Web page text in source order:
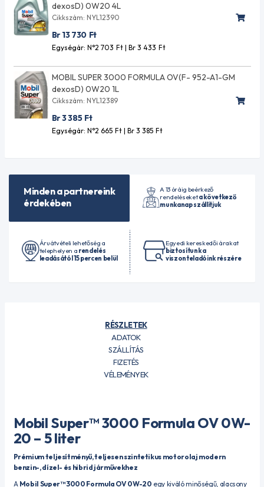
dexosD) 0W20 4L
Cikkszám: NYL12390
Br 13 730 Ft
Egységár: N°2 703 Ft| Br 3 433 Ft
MOBIL SUPER 3000 FORMULA OV(F- 952-A1-GM
dexosD) 0W20 1L
Cikkszám: NYL12389
Br 3 385 Ft
Egységár: N°2 665 Ft| Br 3 385 Ft
Minden a partnereink
érdekében
A 13 óráig beérkező
rendeléseketa következő
munkanap szállítjuk
Áruátvételi lehetőség a
telephelyen a rendelés
leadásától 15 percen belül
Egyedi kereskedői árakat
biztosítunk a
viszonteladóink részére
RÉSZLETEK
ADATOK
SZÁLLÍTÁS
FIZETÉS
VÉLEMÉNYEK
Mobil Super™ 3000 Formula OV 0W-
20 – 5 liter
Prémium teljesítményű, teljesen szintetikus motorolaj modern
benzin-, dízel- és hibrid járművekhez
A Mobil Super™ 3000 Formula OV 0W-20 egy kiváló minőségű, alacsony